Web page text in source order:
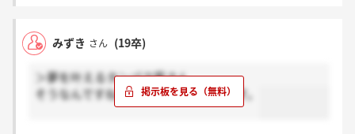
みずき さん (19卒)
＞夢を叶えるタンパク質さん
そうなんですね！ありがとうございます。